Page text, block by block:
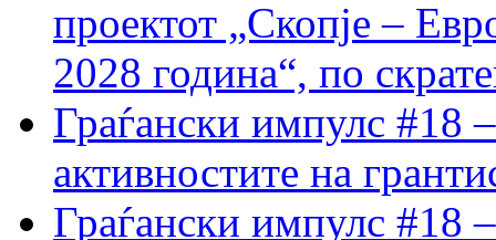
проектот „Скопје –
2028 година“, по
Граѓански импулс #18
активностите на
Граѓански импулс #18